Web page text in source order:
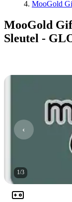
MooGold
MooGold
Sleutel -
1/3